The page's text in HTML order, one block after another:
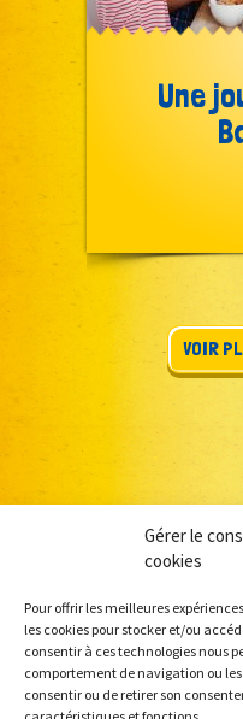
Gérer le
cookies
Pour offrir les meilleures
les cookies pour stocker et/ou
consentir à ces technologies nous
comportement de navigation ou
consentir ou de retirer son
Une
VOIR